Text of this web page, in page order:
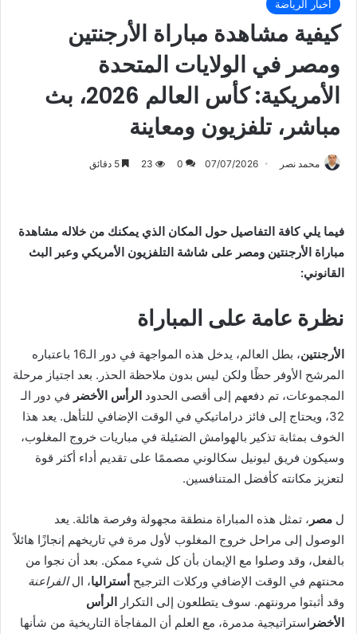
أخبار الرياضة
كيفية مشاهدة مباراة الأرجنتين
ومصر في الولايات المتحدة
الأمريكية: كأس العالم 2026، بث
مباشر، تلفزيون ومعاينة
محمد نصر 07/07/2026
0
23
فيما يلي كافة التفاصيل حول المكان الذي يمكنك من خلاله مشاهدة
مباراة الأرجنتين ومصر على شاشة التلفزيون الأمريكي وعبر البث
القانوني:
نظرة عامة على المباراة
الأرجنتين
، بطل العالم، يدخل هذه المواجهة في دور الـ16 باعتباره
المرشح الأوفر حظًا ولكن ليس بدون ملاحظة الحذر. بعد اجتياز مرحلة
المجموعات، تم دفعهم إلى أقصى الحدود الرأس الأخضر في دور الـ
32، ويحتاج إلى فائز دراماتيكي في الوقت الإضافي للتأهل. يعد هذا
الخوف بمثابة تذكير بالهوامش الضئيلة في مباريات خروج المغلوب،
وسيكون فريق ليونيل سكالوني مصممًا على تقديم أداء أكثر قوة
لتعزيز مكانته كأفضل المتنافسين.
ل مصر ، تمثل هذه المباراة منطقة مجهولة وفرصة هائلة. يعد
الوصول إلى مراحل خروج المغلوب لأول مرة في تاريخهم إنجازًا هائلاً
بالفعل، وقد وصلوا مع الإيمان بأن كل شيء ممكن. بعد أن نجوا من
محنتهم في الوقت الإضافي وركلات الترجيح أستراليا، الالفراعنة
وقد أثبتوا مرونتهم. سوف يتطلعون إلى التكرار الرأس
الأخضر استراتيجية مدمرة، مع العلم أن المفاجأة التاريخية من شأنها